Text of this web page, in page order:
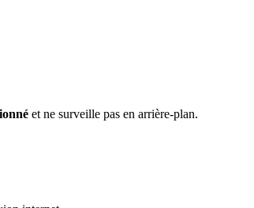
et ne surveille pas en arrière-plan.